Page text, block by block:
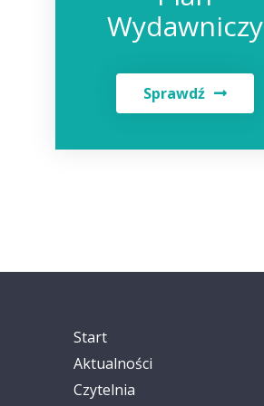
Wydawniczy
Sprawdź
Start
Aktualności
Czytelnia